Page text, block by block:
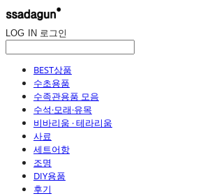
LOG IN 로그인
BEST상품
수초용품
수족관용품 모음
수석·모래·유목
비바리움 · 테라리움
사료
세트어항
조명
DIY용품
후기